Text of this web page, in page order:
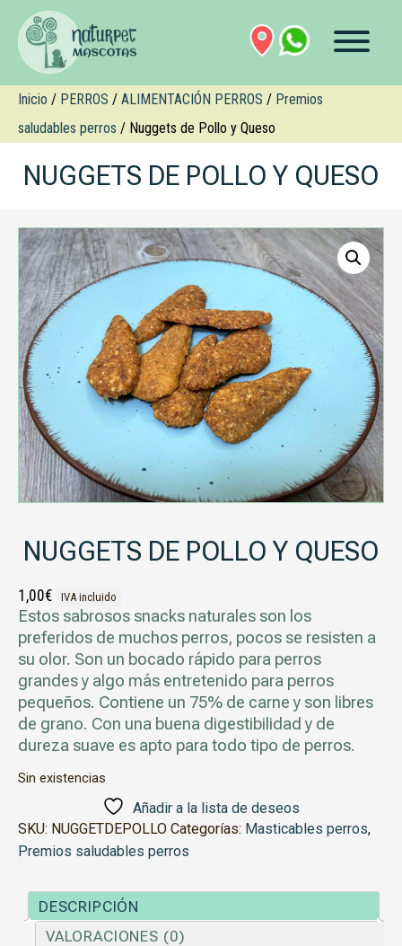
Inicio / PERROS / ALIMENTACIÓN PERROS / Premios
saludables perros / Nuggets de Pollo y Queso
NUGGETS DE POLLO Y QUESO
NUGGETS DE POLLO Y QUESO
1,00€ IVA incluido
Estos sabrosos snacks naturales son los
preferidos de muchos perros, pocos se resisten a
su olor. Son un bocado rápido para perros
grandes y algo más entretenido para perros
pequeños. Contiene un 75% de carne y son libres
de grano. Con una buena digestibilidad y de
dureza suave es apto para todo tipo de perros.
Sin existencias
Añadir a la lista de deseos
SKU: NUGGETDEPOLLO Categorías: Masticables perros,
Premios saludables perros
DESCRIPCIÓN
VALORACIONES (0)